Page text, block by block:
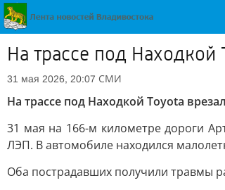
На трассе под Находкой
31 мая 2026, 20:07 СМИ
На трассе под Находкой Toyota
31 мая на 166-м километре дороги
ЛЭП. В автомобиле находился
Оба пострадавших получили травмы